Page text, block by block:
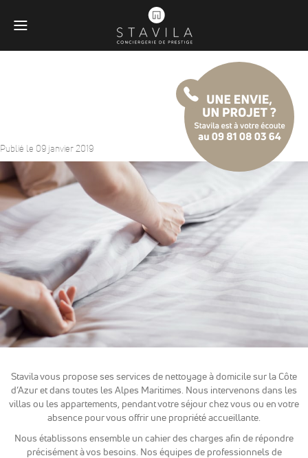
Nettoyage à domicile
Publié le 09 janvier 2019
Stavila vous propose ses services de nettoyage à domicile sur la Côte
d’Azur et dans toutes les Alpes Maritimes. Nous intervenons dans les
villas ou les appartements, pendant votre séjour chez vous ou en votre
absence pour vous offrir une propriété accueillante.
Nous établissons ensemble un cahier des charges afin de répondre
précisément à vos besoins. Nos équipes de professionnels de
Obligatoires
internet pour
permettre
notamment
d'avoir accès à
cartographie
de notre